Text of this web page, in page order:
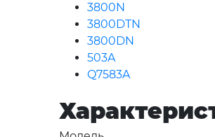
3800N
3800DTN
3800DN
503A
Q7583A